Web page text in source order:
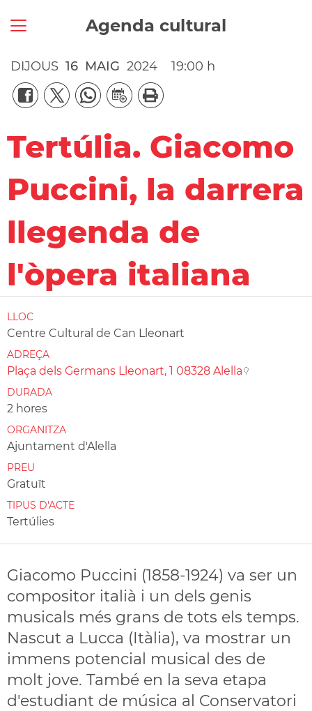
Agenda cultural
DIJOUS 16 MAIG 2024 19:00 h
Tertúlia. Giacomo
Puccini, la darrera
llegenda de
l'òpera italiana
LLOC
Centre Cultural de Can Lleonart
ADREÇA
Plaça dels Germans Lleonart, 1 08328 Alella
DURADA
2 hores
ORGANITZA
Ajuntament d'Alella
PREU
Gratuït
TIPUS D'ACTE
Tertúlies
Giacomo Puccini (1858-1924) va ser un
compositor italià i un dels genis
musicals més grans de tots els temps.
Nascut a Lucca (Itàlia), va mostrar un
immens potencial musical des de
molt jove. També en la seva etapa
d'estudiant de música al Conservatori